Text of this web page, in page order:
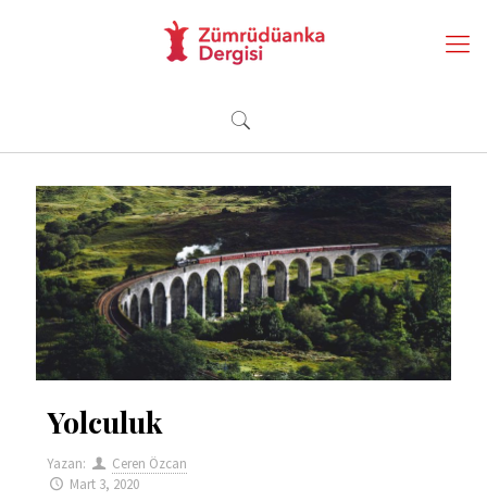
Yolculuk
Yazan:
Ceren Özcan
Mart 3, 2020